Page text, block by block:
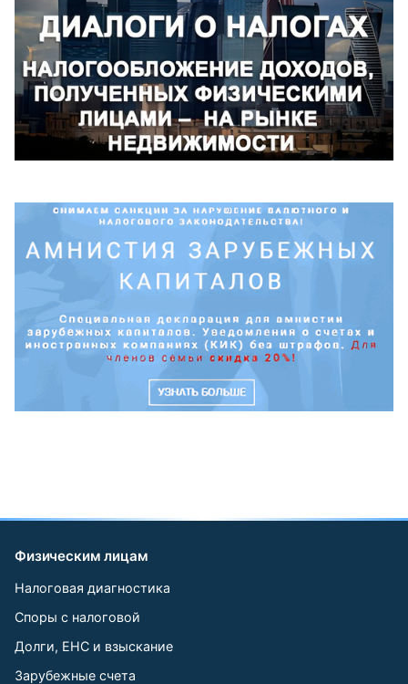
Физическим лицам
Налоговая диагностика
Споры с налоговой
Долги, ЕНС и взыскание
Зарубежные счета